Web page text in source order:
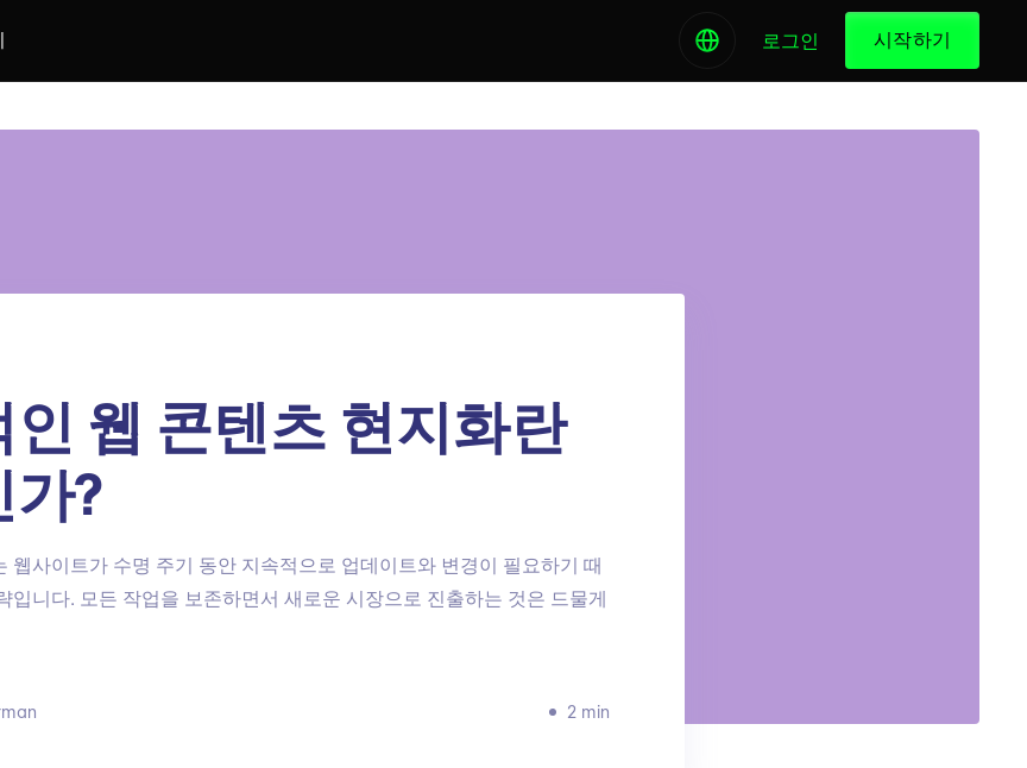
로그인 시작하기
인 웹 콘텐츠 현지화란
가?
웹사이트가 수명 주기 동안 지속적으로 업데이트와 변경이 필요하기 때
입니다. 모든 작업을 보존하면서 새로운 시장으로 진출하는 것은 드물게
2 min